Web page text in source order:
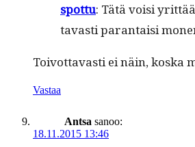
spot­tu: Tätä voisi
tavasti paran­taisi
Toiv­ot­tavasti ei näin, kos­ka
Vastaa
Antsa sanoo:
18.11.2015 13:46